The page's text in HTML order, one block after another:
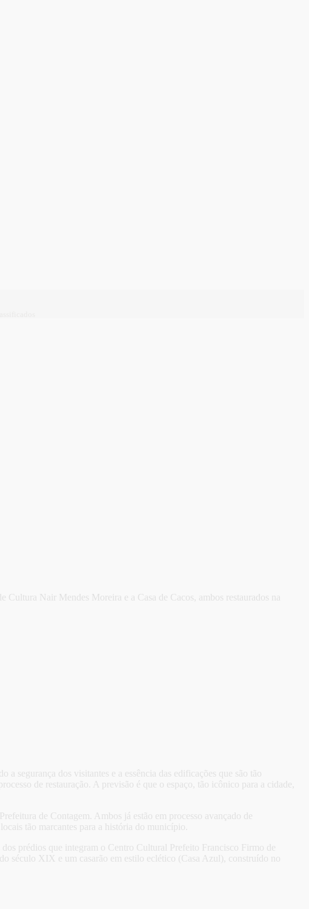
Cultura Nair Mendes Moreira e a Casa de Cacos, ambos restaurados na
segurança dos visitantes e a essência das edificações que são tão
de restauração. A previsão é que o espaço, tão icônico para a cidade,
de Contagem. Ambos já estão em processo avançado de
tão marcantes para a história do município.
dos prédios que integram o Centro Cultural Prefeito Francisco Firmo de
século XIX e um casarão em estilo eclético (Casa Azul), construído no